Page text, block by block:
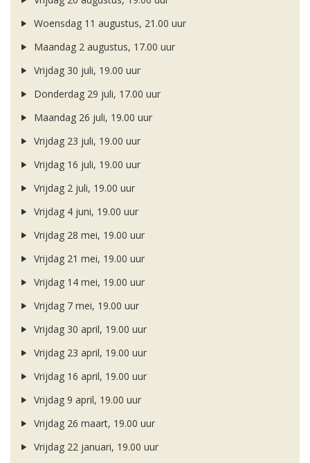
Woensdag 11 augustus, 21.00 uur
Maandag 2 augustus, 17.00 uur
Vrijdag 30 juli, 19.00 uur
Donderdag 29 juli, 17.00 uur
Maandag 26 juli, 19.00 uur
Vrijdag 23 juli, 19.00 uur
Vrijdag 16 juli, 19.00 uur
Vrijdag 2 juli, 19.00 uur
Vrijdag 4 juni, 19.00 uur
Vrijdag 28 mei, 19.00 uur
Vrijdag 21 mei, 19.00 uur
Vrijdag 14 mei, 19.00 uur
Vrijdag 7 mei, 19.00 uur
Vrijdag 30 april, 19.00 uur
Vrijdag 23 april, 19.00 uur
Vrijdag 16 april, 19.00 uur
Vrijdag 9 april, 19.00 uur
Vrijdag 26 maart, 19.00 uur
Vrijdag 22 januari, 19.00 uur